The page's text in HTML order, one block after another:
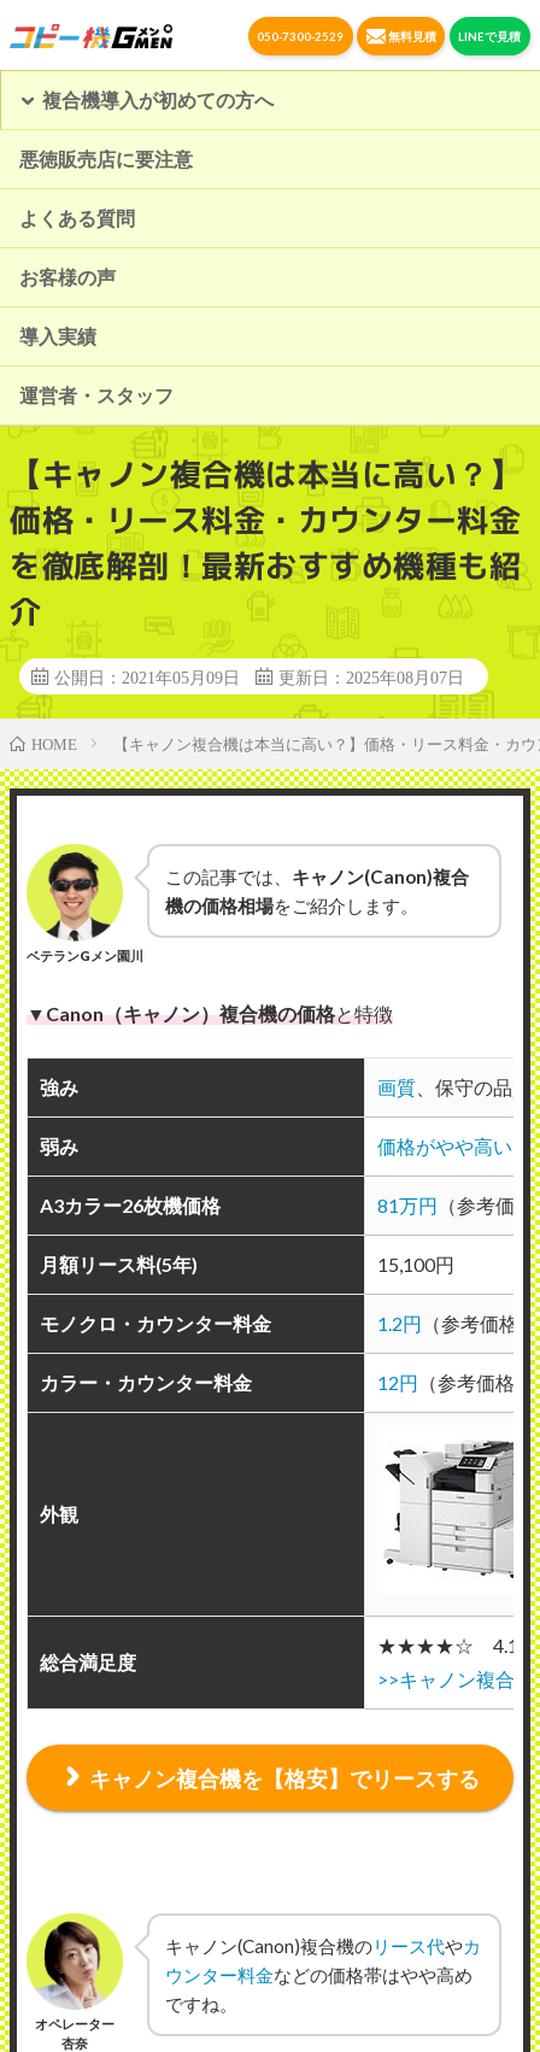
050-7300-2529 無料見積 LINEで見積
複合機導入が初めての方へ
悪徳販売店に要注意
よくある質問
お客様の声
導入実績
運営者・スタッフ
【キャノン複合機は本当に高い？】
価格・リース料金・カウンター料金
を徹底解剖！最新おすすめ機種も紹
介
公開日：2021年05月09日 更新日：2025年08月07日
HOME 【キャノン複合機は本当に高い？】価格・リース料金・カ
ベテランGメン園川
この記事では、 キャノン(Canon)複合
機の価格相場をご紹介します。
▼Canon（キャノン）複合機の価格と特徴
強み 画質 、保守の品質
弱み 価格がやや高い
A3カラー26枚機価格 81万円 （参考価格
月額リース料(5年) 15,100円
モノクロ・カウンター料金 1.2円 （参考価格）
カラー・カウンター料金 12円 （参考価格）
外観
総合満足度
★★★★☆ 4.1点
>>キャノン複合機
キャノン複合機を【格安】でリースする
オペレーター
杏奈
キャノン(Canon)複合機のリース代やカ
ウンター料金などの価格帯はやや高め
ですね。